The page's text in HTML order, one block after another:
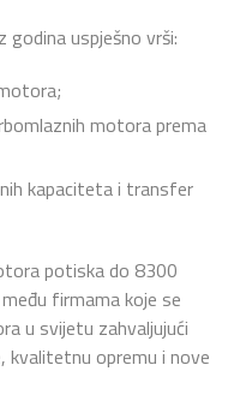
godina uspješno vrši:
motora prema
kapaciteta i transfer
potiska do 8300
firmama koje se
u svijetu zahvaljujući
kvalitetnu opremu i nove